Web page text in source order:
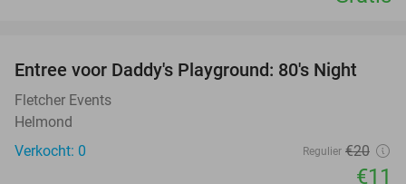
45%
TODAY
Entree voor Daddy's Playground: 80's Night
Fletcher Events
Helmond
Verkocht: 0
Regulier €20
€11